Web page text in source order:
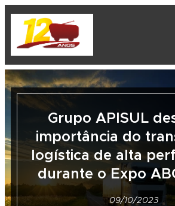
Grupo APISUL
importância do
logística de alta
durante o Expo
09/10/2023